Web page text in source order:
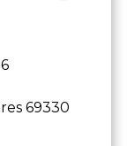
69330